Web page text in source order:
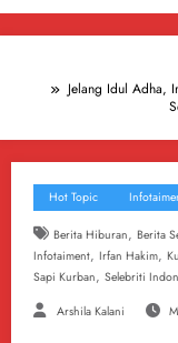
Jelang Idul Adha,
Hot Topic
Berita Hiburan, Berita
Infotaiment, Irfan Hakim,
Sapi Kurban, Selebriti
Arshila Kalani